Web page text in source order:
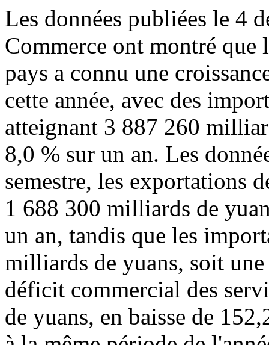
Les données publiées le 4
Commerce ont montré que
pays a connu une
cette année, avec des
atteignant 3 887 260
8,0 % sur un an. Les
semestre, les exportations
1 688 300 milliards de
un an, tandis que les
milliards de yuans, soit
déficit commercial des
de yuans, en baisse de